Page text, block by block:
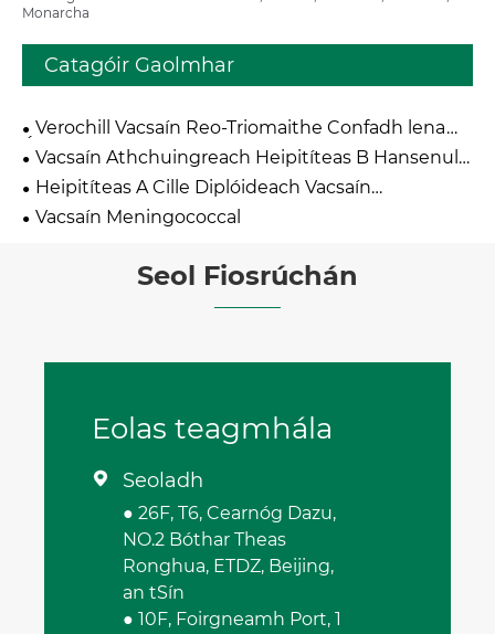
Monarcha
Catagóir Gaolmhar
Verochill Vacsaín Reo-Triomaithe Confadh lena
Úsáid ag an Duine
Vacsaín Athchuingreach Heipitíteas B Hansenula
Polymorpha
Heipitíteas A Cille Diplóideach Vacsaín
Neamhghníomhaithe
Vacsaín Meningococcal
Seol Fiosrúchán
Eolas teagmhála
 Seoladh
● 26F, T6, Cearnóg Dazu,
NO.2 Bóthar Theas
Ronghua, ETDZ, Beijing,
an tSín
● 10F, Foirgneamh Port, 1